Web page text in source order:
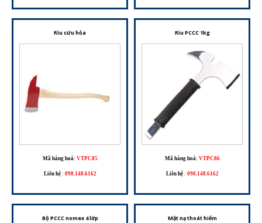
Rìu cứu hỏa
Mã hàng hoá: VTPC85
Liên hệ : 098.148.6162
Rìu PCCC 1kg
Mã hàng hoá: VTPC86
Liên hệ : 098.148.6162
Bộ PCCC nomex 4 lớp Mặt nạ thoát hiểm